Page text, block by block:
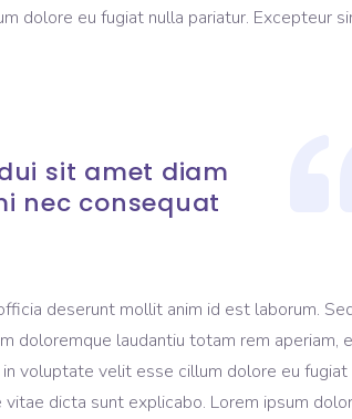
dolore eu fugiat nulla pariatur. Excepteur
sit amet diam
nec consequat
deserunt mollit anim id est laborum.
doloremque laudantiu totam rem aperiam,
voluptate velit esse cillum dolore eu fugiat
dicta sunt explicabo. Lorem ipsum